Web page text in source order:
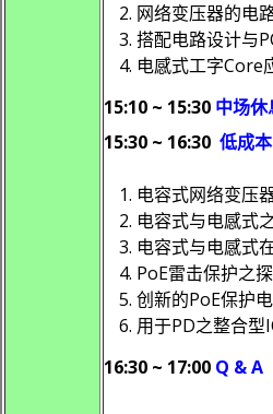
网络变压器的电
搭配电路设计与
电感式工字Core
15:10 ~ 15:30 中场休
15:30 ~ 16:30 低成
电容式网络变压
电容式与电感式
电容式与电感式
PoE雷击保护之
创新的PoE保护
用于PD之整合型
16:30 ~ 17:00 Q & A